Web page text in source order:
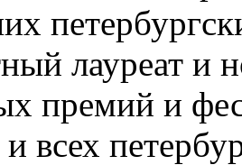
лауреат и
премий и
всех